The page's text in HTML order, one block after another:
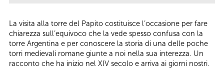
La visita alla torre del Papito costituisce l’occasione per fare
chiarezza sull’equivoco che la vede spesso confusa con la
torre Argentina e per conoscere la storia di una delle poche
torri medievali romane giunte a noi nella sua interezza. Un
racconto che ha inizio nel XIV secolo e arriva ai giorni nostri.